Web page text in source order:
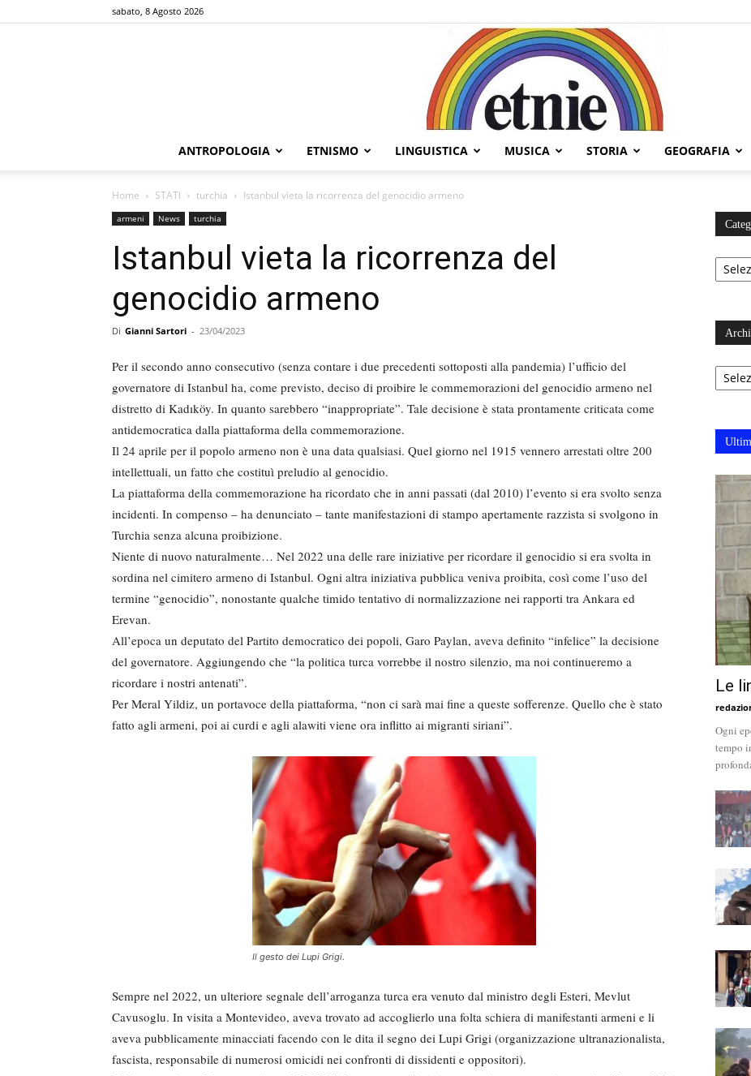
sabato, 8 Agosto 2026
ANTROPOLOGIA ETNISMO LINGUISTICA MUSICA STORIA GEOGRAFIA
Home STATI turchia Istanbul vieta la ricorrenza del genocidio armeno
armeni News turchia
Istanbul vieta la ricorrenza del
genocidio armeno
Di Gianni Sartori - 23/04/2023
Per il secondo anno consecutivo (senza contare i due precedenti sottoposti alla pandemia) l’ufficio del
governatore di Istanbul ha, come previsto, deciso di proibire le commemorazioni del genocidio armeno nel
distretto di Kadıköy. In quanto sarebbero “inappropriate”. Tale decisione è stata prontamente criticata come
antidemocratica dalla piattaforma della commemorazione.
Il 24 aprile per il popolo armeno non è una data qualsiasi. Quel giorno nel 1915 vennero arrestati oltre 200
intellettuali, un fatto che costituì preludio al genocidio.
La piattaforma della commemorazione ha ricordato che in anni passati (dal 2010) l’evento si era svolto senza
incidenti. In compenso – ha denunciato – tante manifestazioni di stampo apertamente razzista si svolgono in
Turchia senza alcuna proibizione.
Niente di nuovo naturalmente… Nel 2022 una delle rare iniziative per ricordare il genocidio si era svolta in
sordina nel cimitero armeno di Istanbul. Ogni altra iniziativa pubblica veniva proibita, così come l’uso del
termine “genocidio”, nonostante qualche timido tentativo di normalizzazione nei rapporti tra Ankara ed
Erevan.
All’epoca un deputato del Partito democratico dei popoli, Garo Paylan, aveva definito “infelice” la decisione
del governatore. Aggiungendo che “la politica turca vorrebbe il nostro silenzio, ma noi continueremo a
ricordare i nostri antenati”.
Per Meral Yildiz, un portavoce della piattaforma, “non ci sarà mai fine a queste sofferenze. Quello che è stato
fatto agli armeni, poi ai curdi e agli alawiti viene ora inflitto ai migranti siriani”.
Il gesto dei Lupi Grigi.
Sempre nel 2022, un ulteriore segnale dell’arroganza turca era venuto dal ministro degli Esteri, Mevlut
Cavusoglu. In visita a Montevideo, aveva trovato ad accoglierlo una folta schiera di manifestanti armeni e li
aveva pubblicamente minacciati facendo con le dita il segno dei Lupi Grigi (organizzazione ultranazionalista,
fascista, responsabile di numerosi omicidi nei confronti di dissidenti e oppositori).
Le
Ogni
tempo